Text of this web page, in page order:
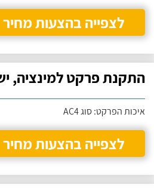
לצפייה בהצעות מחיר
התקנת פרקט למינציה,
איכות הפרקט: סוג AC4
לצפייה בהצעות מחיר